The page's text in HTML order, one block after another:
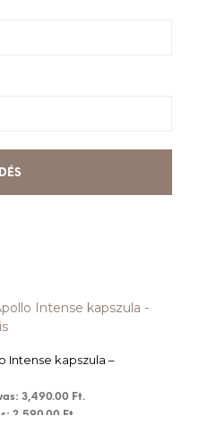
Intense kapszula –
3,490.00 Ft.
2,590.00 Ft.